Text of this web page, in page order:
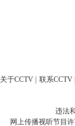
关于CCTV 联系CCTV
违法
网上传播视听节目